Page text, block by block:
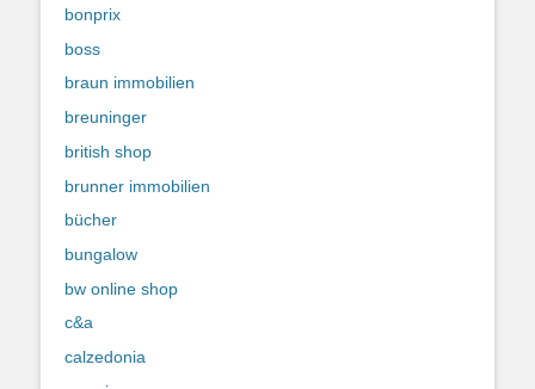
bonprix
boss
braun immobilien
breuninger
british shop
brunner immobilien
bücher
bungalow
bw online shop
c&a
calzedonia